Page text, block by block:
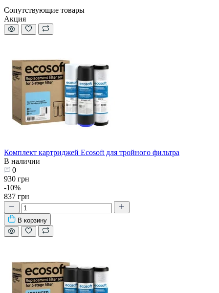
Сопутствующие товары
Акция
Комплект картриджей Ecosoft для тройного фильтра
В наличии
0
930 грн
-10%
837 грн
В корзину